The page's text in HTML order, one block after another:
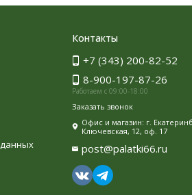
Контакты
+7 (343) 200-82-52
8-900-197-87-26
Работаем с 09:00-18:00
Заказать звонок
Офис и магазин: г.
Ключевская, 12, оф. 17
post@palatki66.ru